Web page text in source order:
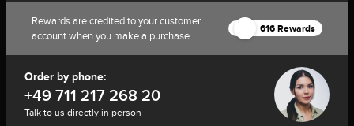
Rewards are credited to your customer
account when you make a purchase
616 Rewards
Order by phone:
+49 711 217 268 20
Talk to us directly in person